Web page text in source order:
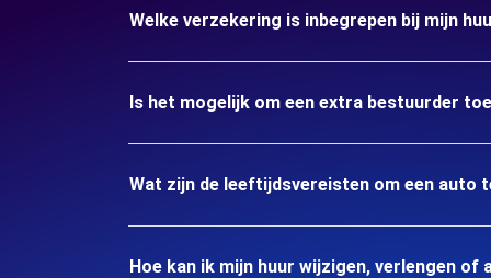
Welke verzekering is inbegrepen bij mijn
Is het mogelijk om een extra bestuurder
Wat zijn de leeftijdsvereisten om een auto
Hoe kan ik mijn huur wijzigen, verlengen of